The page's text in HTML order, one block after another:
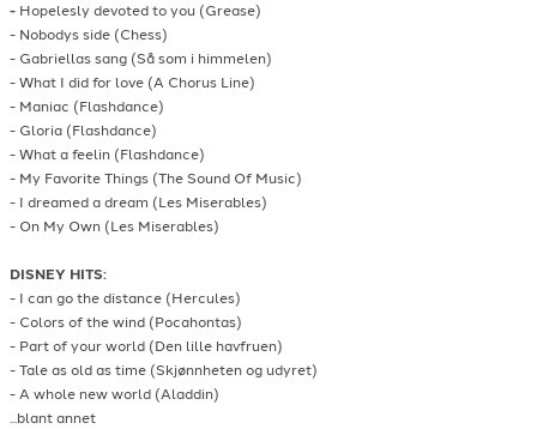
Dolly Parton-I will always love you-
Donna Summer-Hot Stuff
The Doobie Brothers-Long train runnin'
Ellie Goulding-How Long Will I Love You
Etta James -I'd Rather Go Blind
Etta James
Somethings got a hold on me
Regn fra blå himmel (akustisk)
Gloria Gaynor
- I Will Survive
1978
Heart-Alone - 1987
Irene Cara-Flashdance...what a feeling
The Jackson 5-Blame it on the boogie
Jan Eggum -En natt forbi-1979
Janis Joplin- Piece of my heart-1968
Katy Perry-Firework-2010
Gloria
1982
- Hopelesly devoted to you (Grease)
- Nobodys side (Chess)
- Gabriellas sang (Så som i himmelen)
- What I did for love (A Chorus Line)
- Maniac (Flashdance)
- Gloria (Flashdance)
- What a feelin (Flashdance)
- My Favorite Things (The Sound Of Music)
- I dreamed a dream (Les Miserables)
- On My Own (Les Miserables)
DISNEY HITS:
- I can go the distance (Hercules)
- Colors of the wind (Pocahontas)
- Part of your world (Den lille havfruen)
- Tale as old as time (Skjønnheten og udyret)
- A whole new world (Aladdin)
...blant annet